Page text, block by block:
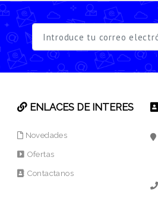
ENLACES DE INTERES
Novedades
Ofertas
Contactanos